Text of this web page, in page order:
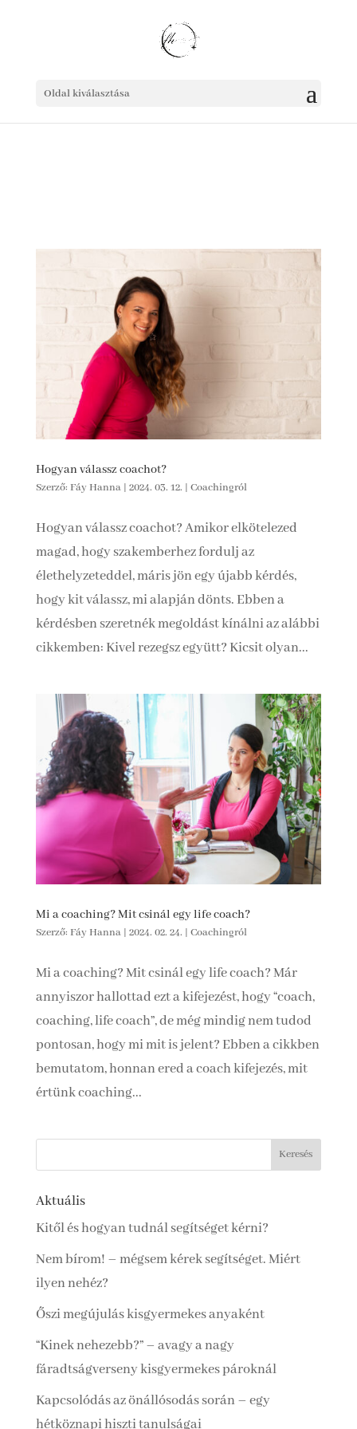
Oldal kiválasztása
Hogyan válassz coachot?
Szerző: Fáy Hanna| 2024. 03. 12. | Coachingról
Hogyan válassz coachot? Amikor elkötelezed
magad, hogy szakemberhez fordulj az
élethelyzeteddel, máris jön egy újabb kérdés,
hogy kit válassz, mi alapján dönts. Ebben a
kérdésben szeretnék megoldást kínálni az alábbi
cikkemben: Kivel rezegsz együtt? Kicsit olyan...
Mi a coaching? Mit csinál egy life coach?
Szerző: Fáy Hanna| 2024. 02. 24. | Coachingról
Mi a coaching? Mit csinál egy life coach? Már
annyiszor hallottad ezt a kifejezést, hogy “coach,
coaching, life coach”, de még mindig nem tudod
pontosan, hogy mi mit is jelent? Ebben a cikkben
bemutatom, honnan ered a coach kifejezés, mit
értünk coaching...
Aktuális
Kitől és hogyan tudnál segítséget kérni?
Nem bírom! – mégsem kérek segítséget. Miért
ilyen nehéz?
Őszi megújulás kisgyermekes anyaként
“Kinek nehezebb?” – avagy a nagy
fáradtságverseny kisgyermekes pároknál
Kapcsolódás az önállósodás során – egy
hétköznapi hiszti tanulságai